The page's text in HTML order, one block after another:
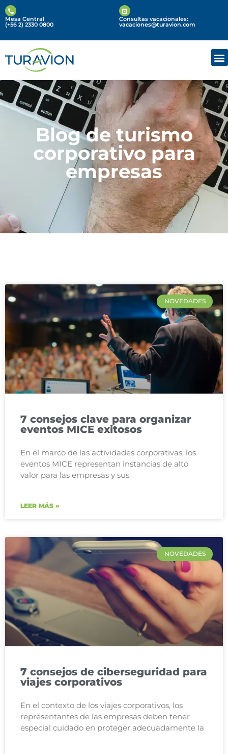
Mesa Central
(+56 2) 2330 0800
Consultas vacacionales:
vacaciones@turavion.com
Blog de turismo
corporativo para
empresas
NOVEDADES
7 consejos clave para organizar
eventos MICE exitosos
En el marco de las actividades corporativas, los
eventos MICE representan instancias de alto
valor para las empresas y sus
LEER MÁS »
NOVEDADES
7 consejos de ciberseguridad para
viajes corporativos
En el contexto de los viajes corporativos, los
representantes de las empresas deben tener
especial cuidado en proteger adecuadamente la